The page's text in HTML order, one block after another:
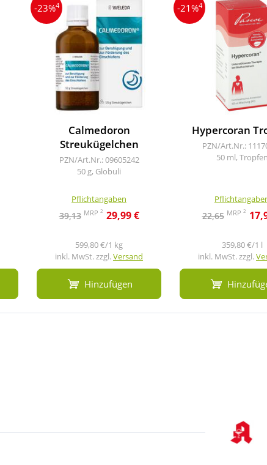
-23%4
Calmedoron
Streukügelchen
PZN/Art.Nr.: 09605242
50 g, Globuli
Pflichtangaben
39,13 MRP 2 29,99 €
599,80 €/1 kg
inkl. MwSt. zzgl.Versand
Hinzufügen
-21%4
Hypercoran
PZN/Art.Nr.:
50 ml, Tropfen
22,65 MRP 2
359,80 €/1 l
inkl. MwSt. zzgl.